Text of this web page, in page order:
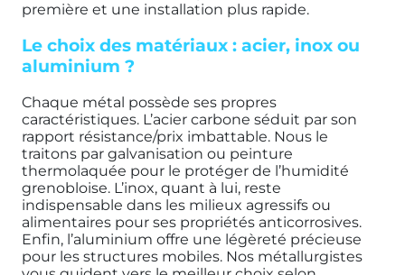
première et une installation plus rapide.
Le choix des matériaux : acier, inox ou
aluminium ?
Chaque métal possède ses propres
caractéristiques. L’acier carbone séduit par son
rapport résistance/prix imbattable. Nous le
traitons par galvanisation ou peinture
thermolaquée pour le protéger de l’humidité
grenobloise. L’inox, quant à lui, reste
indispensable dans les milieux agressifs ou
alimentaires pour ses propriétés anticorrosives.
Enfin, l’aluminium offre une légèreté précieuse
pour les structures mobiles. Nos métallurgistes